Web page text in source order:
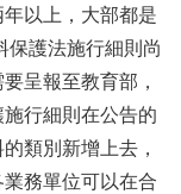
以上，大部都是
保護法施行細則尚
呈報至教育部，
行細則在公告的
類別新增上去，
務單位可以在合